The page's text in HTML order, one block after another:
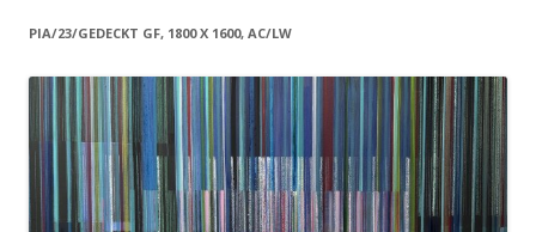
PIA/23/GEDECKT GF, 1800 X 1600, AC/LW